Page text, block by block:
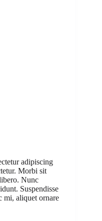
adipiscing
Morbi sit
Nunc
Suspendisse
mi, aliquet ornare